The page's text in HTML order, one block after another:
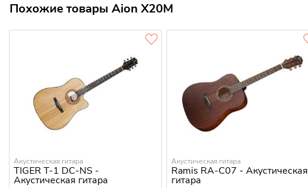
Похожие товары Aion X20M
Акустическая гитара
TIGER T-1 DC-NS -
Акустическая гитара
Акустическая гитара
Ramis RA-C07 - Акустическая
гитара